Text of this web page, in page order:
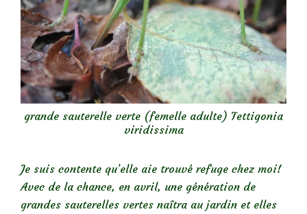
grande sauterelle verte (femelle adulte) Tettigonia
viridissima
Je suis contente qu’elle aie trouvé refuge chez moi!
Avec de la chance, en avril, une génération de
grandes sauterelles vertes naîtra au jardin et elles